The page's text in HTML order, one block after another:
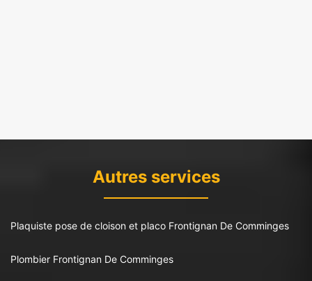
Autres services
Plaquiste pose de cloison et placo Frontignan De Comminges
Plombier Frontignan De Comminges